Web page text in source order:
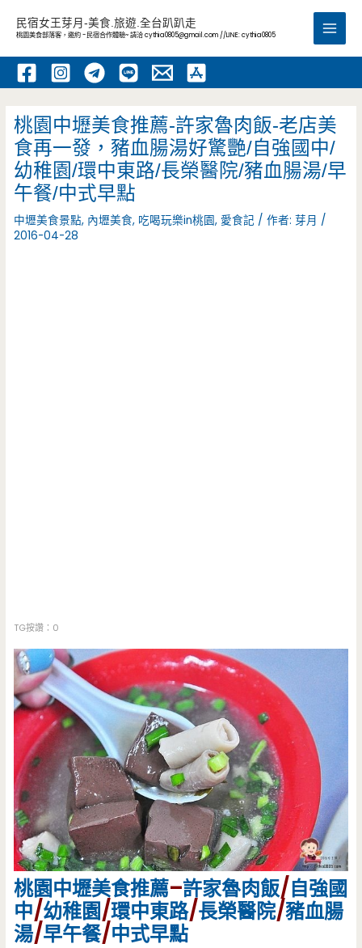
內
民宿女王芽月-美食.旅遊.全台趴趴走
桃園美食部落客，邀約 -民宿合作體驗~ 請洽cythia0805@gmail.com //LINE: cythia0805
Main
桃園中壢美食推薦-許家魯肉飯-老店美
食再一發，豬血腸湯好驚艷/自強國中/
幼稚園/環中東路/長榮醫院/豬血腸湯/早
午餐/中式早點
中壢美食景點, 內壢美食, 吃喝玩樂in桃園, 愛食記 / 作者:芽月 /
2016-04-28
TG按讚：0
桃園中壢美食推薦–許家魯肉飯/自強國
中/幼稚園/環中東路/長榮醫院/豬血腸
湯/早午餐/中式早點